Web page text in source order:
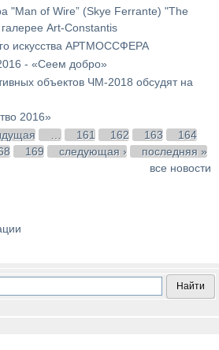
"Man of Wire” (Skye Ferrante) "The
Art-Constantis
искусства АРТМОССФЕРА
- «Сеем добро»
объектов ЧМ-2018 обсудят на
2016»
161 162 163
164
169 следующая ›
последняя »
все новости